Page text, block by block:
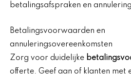
betalingsafspraken en
Betalingsvoorwaarden en
annuleringsovereenkomsten
Zorg voor duidelijke
offerte. Geef aan of klanten met